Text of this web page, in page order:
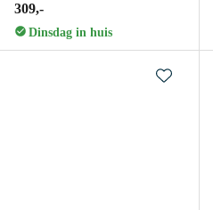
309,-
Dinsdag in huis